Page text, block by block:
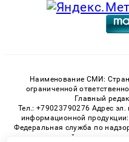
Наименование СМИ:
ограниченной
Главный
Тел.: +79023790276 Адрес
информационной
Федеральная служба по
технологий и массовых